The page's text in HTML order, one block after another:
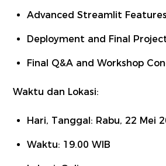
Advanced Streamlit Features
Deployment and Final
Final Q&A and Workshop
Waktu dan Lokasi:
Hari, Tanggal: Rabu, 22 Mei
Waktu: 19.00 WIB